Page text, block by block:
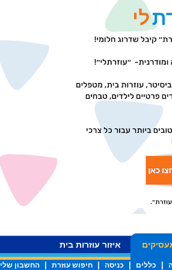
איזור עוזרות בית
כללים כניסה |חיפוש עוזרת |החשבון שלי